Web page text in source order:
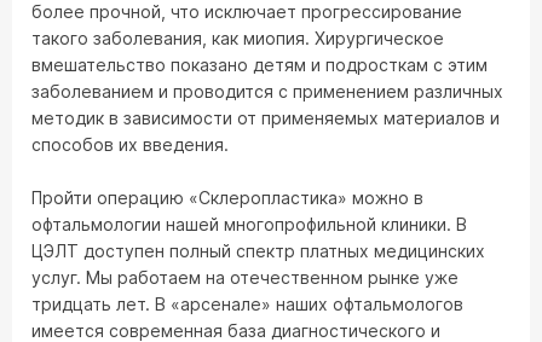
более прочной, что исключает прогрессирование
такого заболевания, как миопия. Хирургическое
вмешательство показано детям и подросткам с этим
заболеванием и проводится с применением различных
методик в зависимости от применяемых материалов и
способов их введения.
Пройти операцию «Склеропластика» можно в
офтальмологии нашей многопрофильной клиники. В
ЦЭЛТ доступен полный спектр платных медицинских
услуг. Мы работаем на отечественном рынке уже
тридцать лет. В «арсенале» наших офтальмологов
имеется современная база диагностического и